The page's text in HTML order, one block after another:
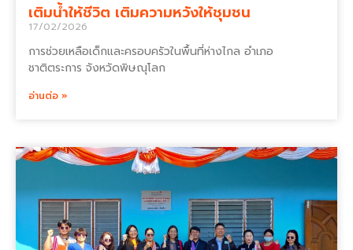
เติมน้ำให้ชีวิต เติมความหวังให้ชุมชน
17/02/2026
การช่วยเหลือเด็กและครอบครัวในพื้นที่ห่างไกล อำเภอ
ชาติตระการ จังหวัดพิษณุโลก
อ่านต่อ »